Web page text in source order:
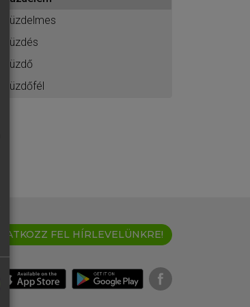
küzdelmes
küzdés
küzdő
küzdőfél
IRATKOZZ FEL HÍRLEVELÜNKRE!